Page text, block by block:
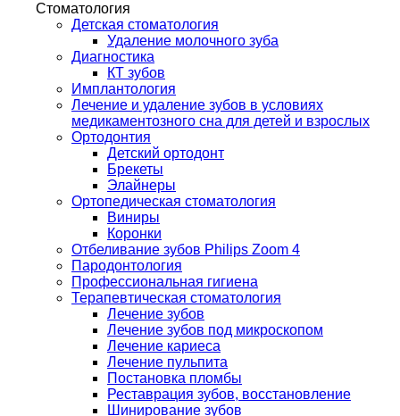
Стоматология
Детская стоматология
Удаление молочного зуба
Диагностика
КТ зубов
Имплантология
Лечение и удаление зубов в условиях
медикаментозного сна для детей и взрослых
Ортодонтия
Детский ортодонт
Брекеты
Элайнеры
Ортопедическая стоматология
Виниры
Коронки
Отбеливание зубов Philips Zoom 4
Пародонтология
Профессиональная гигиена
Терапевтическая стоматология
Лечение зубов
Лечение зубов под микроскопом
Лечение кариеса
Лечение пульпита
Постановка пломбы
Реставрация зубов, восстановление
Шинирование зубов